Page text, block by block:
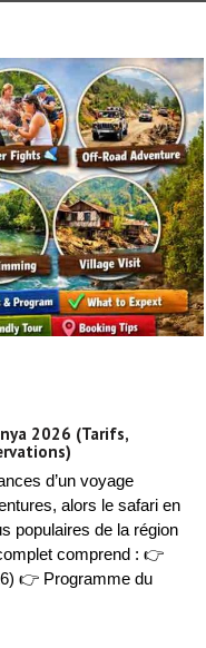
2026 (Tarifs,
d’un voyage
alors le safari en
populaires de la région
comprend : 👉
👉 Programme du